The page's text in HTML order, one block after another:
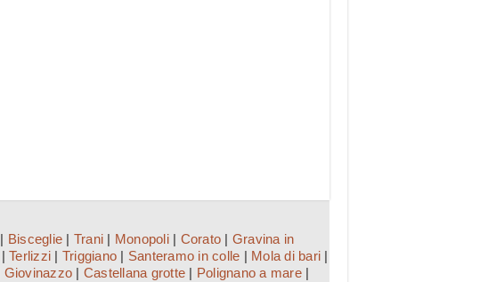
| Bisceglie | Trani | Monopoli| Corato | Gravina in
| Terlizzi | Triggiano | Santeramo in colle | Mola di bari |
Giovinazzo | Castellana grotte | Polignano a mare|